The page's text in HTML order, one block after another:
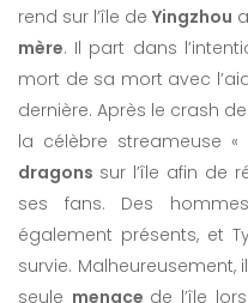
rend sur l’île deYingzhou
mère. Il part dans
mort de sa mort avec
dernière. Après le crash
la célèbre streameuse «
dragons sur l’île afin de
ses fans. Des
également présents, et
survie. Malheureusement,
seule menace de l’île